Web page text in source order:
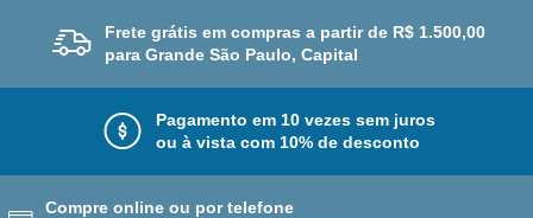
Frete grátis em compras a partir de R$ 1.500,00
para Grande São Paulo, Capital
Pagamento em 10 vezes sem juros
ou à vista com 10% de desconto
Compre online ou por telefone